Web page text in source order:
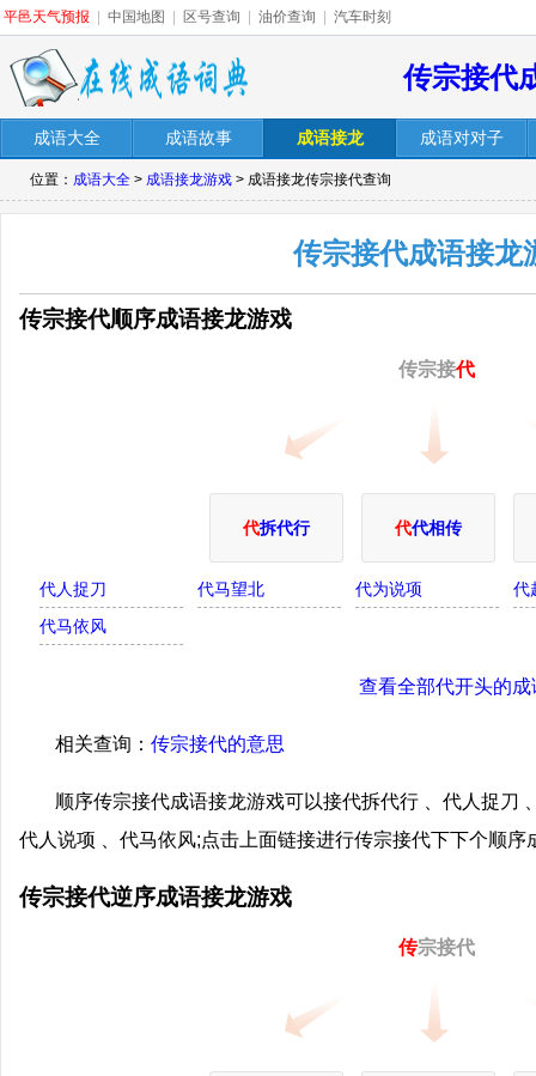
平邑天气预报 中国地图 区号查询 油价查询 汽车时刻
传宗接代
成语大全 成语故事 成语接龙 成语对对子
位置： 成语大全 > 成语接龙游戏 > 成语接龙传宗接代查询
传宗接代成语接龙
传宗接代顺序成语接龙游戏
传宗接代
代拆代行 代代相传
代人捉刀 代马望北 代为说项
代
代马依风
查看全部代开头的成
相关查询： 传宗接代的意思
顺序传宗接代成语接龙游戏可以接代拆代行 、代人捉刀
代人说项 、代马依风;点击上面链接进行传宗接代下下个顺
传宗接代逆序成语接龙游戏
传宗接代